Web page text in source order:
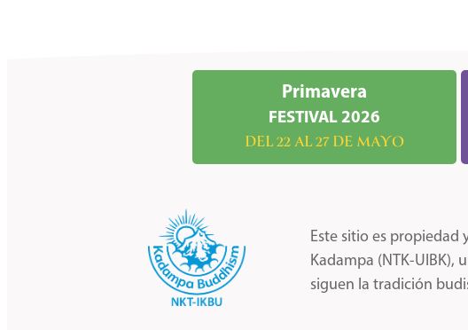
Primavera
FESTIVAL 2026
DEL 22 AL 27 DE MAYO
Este sitio es
Kadampa (NTK-
siguen la tradición